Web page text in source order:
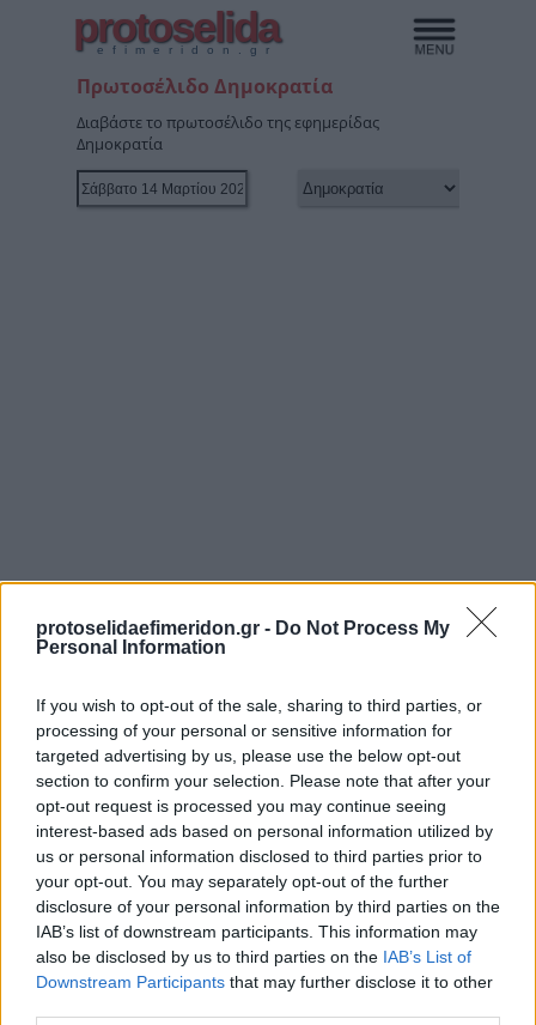
protoselidaefimeridon.gr - Do Not Process My
Personal Information
If you wish to opt-out of the sale, sharing to third parties, or
processing of your personal or sensitive information for
targeted advertising by us, please use the below opt-out
section to confirm your selection. Please note that after your
opt-out request is processed you may continue seeing
interest-based ads based on personal information utilized by
us or personal information disclosed to third parties prior to
your opt-out. You may separately opt-out of the further
disclosure of your personal information by third parties on the
IAB’s list of downstream participants. This information may
also be disclosed by us to third parties on the IAB’s List of
Downstream Participants that may further disclose it to other
protoselida
efimeridon.gr
Πρωτοσέλιδο Δημοκρατία
Διαβάστε το πρωτοσέλιδο της εφημερίδας
Δημοκρατία
Επόμενη
Ελεύθερος Τύπος